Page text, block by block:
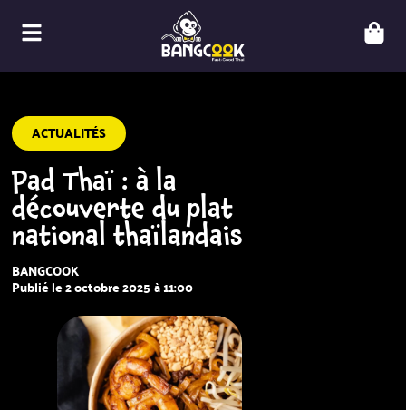
ACTUALITÉS
Pad Thaï : à la
découverte du plat
national thaïlandais
BANGCOOK
Publié le2 octobre 2025 à11:00